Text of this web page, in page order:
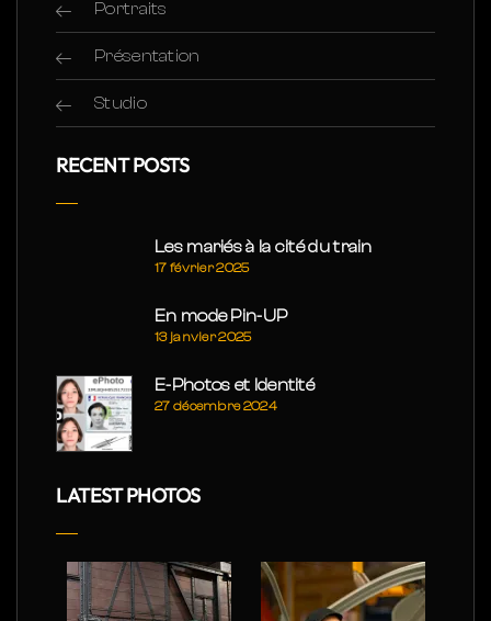
Portraits
Présentation
Studio
RECENT POSTS
Les mariés à la cité du train
17 février 2025
En mode Pin-UP
13 janvier 2025
E-Photos et Identité
27 décembre 2024
LATEST PHOTOS